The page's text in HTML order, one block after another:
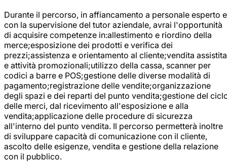
Durante il percorso, in affiancamento a personale esperto e
con la supervisione del tutor aziendale, avrai l'opportunità
di acquisire competenze in:allestimento e riordino della
merce;esposizione dei prodotti e verifica dei
prezzi;assistenza e orientamento al cliente;vendita assistita
e attività promozionali;utilizzo della cassa, scanner per
codici a barre e POS;gestione delle diverse modalità di
pagamento;registrazione delle vendite;organizzazione
degli spazi e dei reparti del punto vendita;gestione del
delle merci, dal ricevimento all'esposizione e alla
vendita;applicazione delle procedure di sicurezza
all'interno del punto vendita. Il percorso permetterà inoltre
di sviluppare capacità di comunicazione con il cliente,
ascolto delle esigenze, vendita e gestione della relazione
con il pubblico.